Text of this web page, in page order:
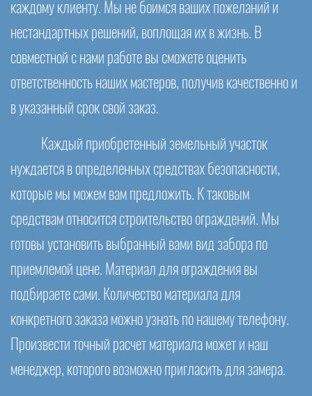
каждому клиенту. Мы не боимся ваших пожеланий и
нестандартных решений, воплощая их в жизнь. В
совместной с нами работе вы сможете оценить
ответственность наших мастеров, получив качественно и
в указанный срок свой заказ.
Каждый приобретенный земельный участок
нуждается в определенных средствах безопасности,
которые мы можем вам предложить. К таковым
средствам относится строительство ограждений. Мы
готовы установить выбранный вами вид забора по
приемлемой цене. Материал для ограждения вы
подбираете сами. Количество материала для
конкретного заказа можно узнать по нашему телефону.
Произвести точный расчет материала может и наш
менеджер, которого возможно пригласить для замера.